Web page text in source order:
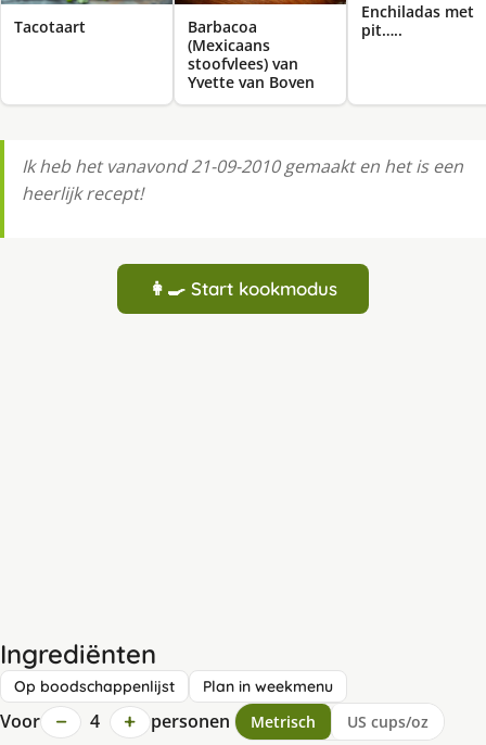
Tacotaart
Barbacoa
(Mexicaans
stoofvlees) van
Yvette van Boven
Enchiladas met
pit…..
Ik heb het vanavond 21-09-2010 gemaakt en het is een
heerlijk recept!
👩‍🍳 Start kookmodus
Ingrediënten
Op boodschappenlijst Plan in weekmenu
Voor − 4 + personen Metrisch US cups/oz